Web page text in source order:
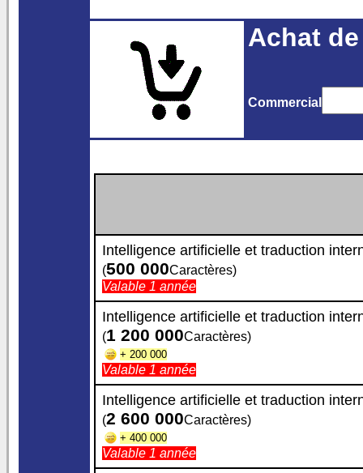
Achat
Commercial
Intelligence artificielle et traduction
(500 000Caractères)
Valable 1 année
Intelligence artificielle et traduction
(1 200 000Caractères)
+ 200 000
Valable 1 année
Intelligence artificielle et traduction
(2 600 000Caractères)
+ 400 000
Valable 1 année